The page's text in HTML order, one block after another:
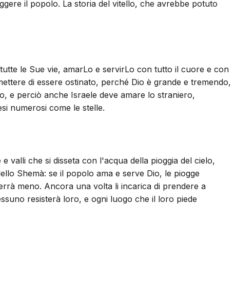
il popolo. La storia del vitello, che avrebbe potuto
le Sue vie, amarLo e servirLo con tutto il cuore e con
di essere ostinato, perché Dio è grande e tremendo,
e perciò anche Israele deve amare lo straniero,
numerosi come le stelle.
valli che si disseta con l'acqua della pioggia del cielo,
Shemà: se il popolo ama e serve Dio, le piogge
meno. Ancora una volta li incarica di prendere a
resisterà loro, e ogni luogo che il loro piede